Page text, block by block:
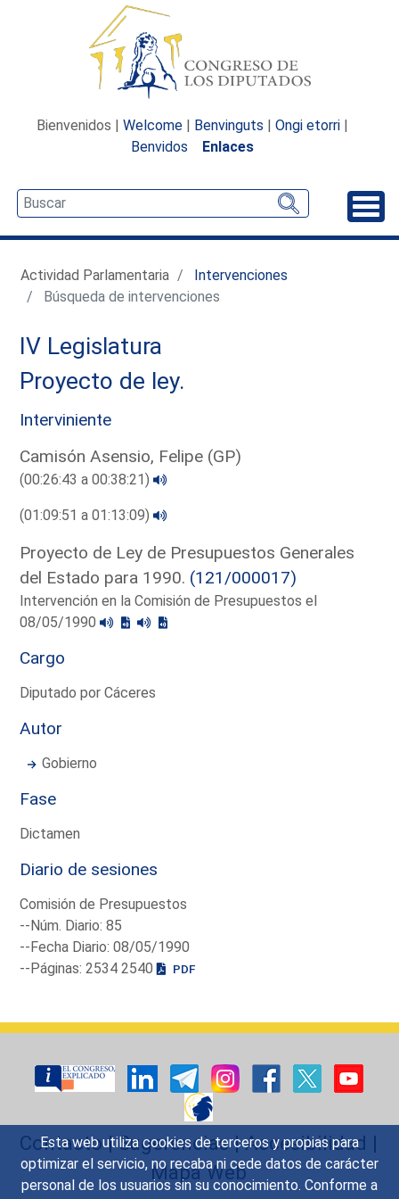
Esta web utiliza cookies de terceros y propias para
optimizar el servicio, no recaba ni cede datos de carácter
personal de los usuarios sin su conocimiento. Conforme a
Bienvenidos | Welcome | Benvinguts | Ongi etorri |
Benvidos
Enlaces
Actividad Parlamentaria
Intervenciones
Búsqueda de intervenciones
IV Legislatura
Proyecto de ley.
Interviniente
Camisón Asensio, Felipe (GP)
(00:26:43 a 00:38:21)
(01:09:51 a 01:13:09)
Proyecto de Ley de Presupuestos Generales
del Estado para 1990. (121/000017)
Intervención en la Comisión de Presupuestos el
08/05/1990
Cargo
Diputado por Cáceres
Autor
Gobierno
Fase
Dictamen
Diario de sesiones
Comisión de Presupuestos
--Núm. Diario: 85
--Fecha Diario: 08/05/1990
--Páginas: 2534 2540
PDF
Contacto|Sugerencias|Accesibilidad |
Mapa Web